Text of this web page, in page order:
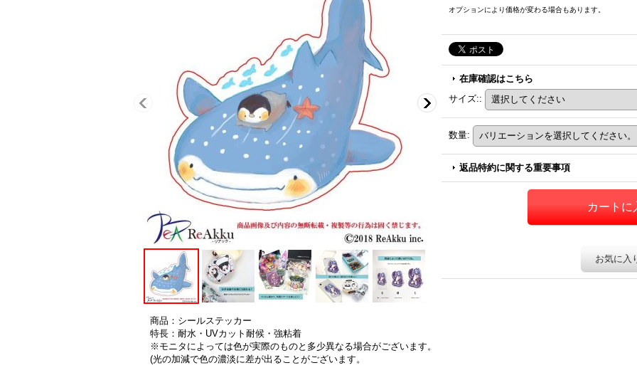
オプションにより価格が変わる場合もあります。
在庫確認はこちら
サイズ::
数量:
返品特約に関する重要事項
お気に入
商品：シールステッカー
特長：耐水・UVカット耐候・強粘着
※モニタによっては色が実際のものと多少異なる場合がございます。
(光の加減で色の濃淡に差が出ることがございます。